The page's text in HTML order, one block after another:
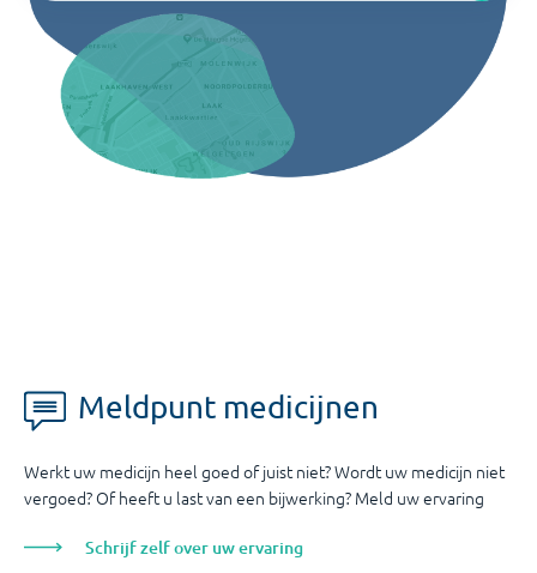
Meldpunt medicijnen
Werkt uw medicijn heel goed of juist niet? Wordt uw medicijn niet
vergoed? Of heeft u last van een bijwerking? Meld uw ervaring
Schrijf zelf over uw ervaring